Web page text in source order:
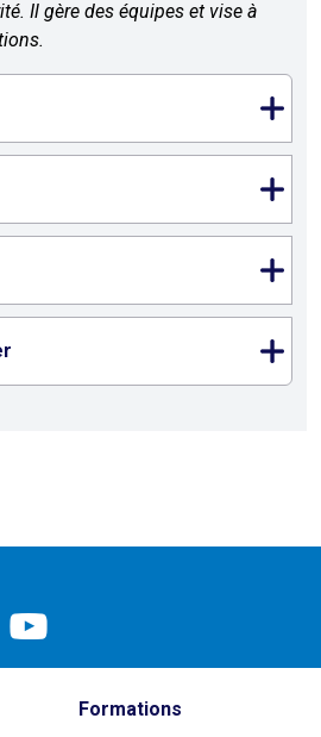
Il gère des équipes et vise à
Formations